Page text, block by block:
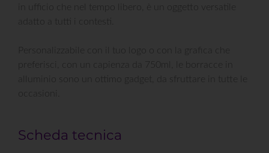
in ufficio che nel tempo libero, è un oggetto versatile
adatto a tutti i contesti.
Personalizzabile con il tuo logo o con la grafica che
preferisci, con un capienza da 750ml, le borracce in
alluminio sono un ottimo gadget, da sfruttare in tutte le
Scheda tecnica